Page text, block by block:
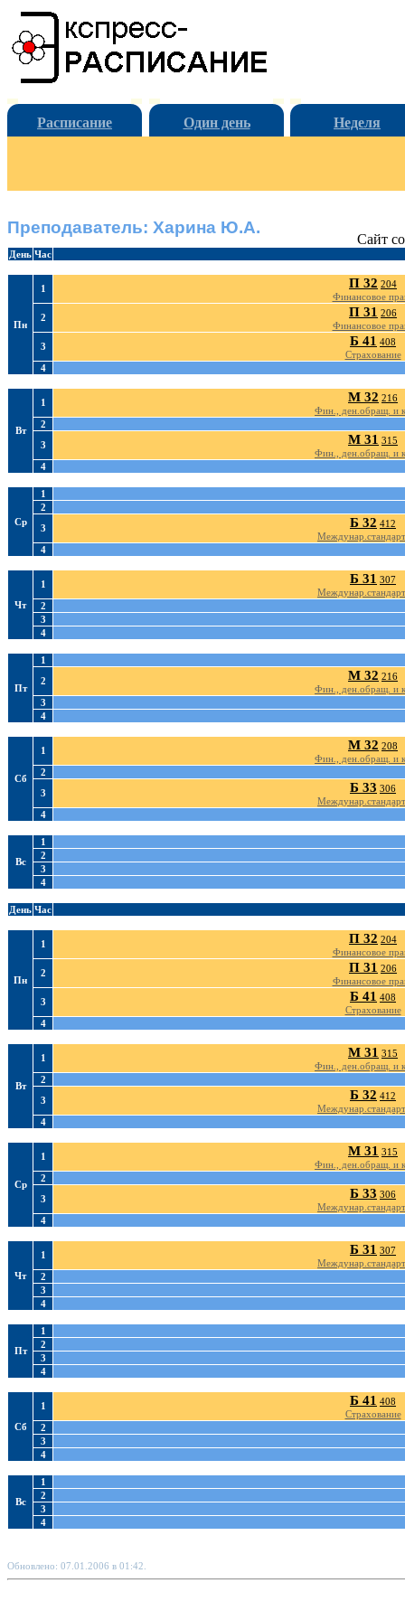
Расписание Один день Неделя
Преподаватель: Харина Ю.А.
День Час
Пн
1 П 32 204
Финансовое
2
П 31 206
Финансовое
3
Б 41 408
Страхование
4
Вт
1 М 32 216
Фин., ден.обращ. и
2
3
М 31 315
Фин., ден.обращ. и
4
Ср
1
2
3
Б 32 412
4
Чт
1 Б 31 307
2
3
4
Пт
1
2
М 32 216
Фин., ден.обращ. и
3
4
Сб
1 М 32 208
Фин., ден.обращ. и
2
3
Б 33 306
4
Вс
1
2
3
4
День Час
Пн
1 П 32 204
Финансовое
2
П 31 206
Финансовое
3
Б 41 408
Страхование
4
Вт
1 М 31 315
Фин., ден.обращ. и
2
3
Б 32 412
4
Ср
1 М 31 315
Фин., ден.обращ. и
2
3
Б 33 306
4
Чт
1 Б 31 307
2
3
4
Пт
1
2
3
4
Сб
1 Б 41 408
Страхование
2
3
4
Вс
1
2
3
4
Обновлено: 07.01.2006 в 01:42.
Сайт